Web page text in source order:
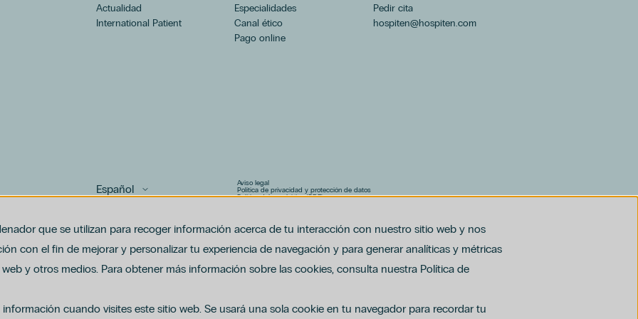
que se utilizan para recoger información acerca de tu interacción con nuestro sitio web y nos
con el fin de mejorar y personalizar tu experiencia de navegación y para generar analíticas y métricas
y otros medios. Para obtener más información sobre las cookies, consulta nuestra Política de
cuando visites este sitio web. Se usará una sola cookie en tu navegador para recordar tu
Actualidad
International Patient
Especialidades
Canal ético
Pago online
Pedir cita
hospiten@hospiten.com
Aviso legal
Política de privacidad y protección de datos
Política del canal ético (PDF)